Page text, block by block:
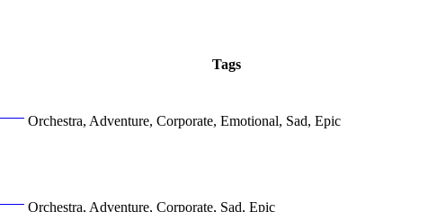
Tags
Orchestra, Adventure, Corporate, Emotional, Sad, Epic
Orchestra, Adventure, Corporate, Sad, Epic